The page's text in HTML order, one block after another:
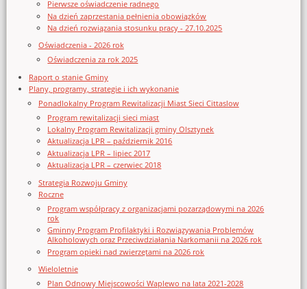
Pierwsze oświadczenie radnego
Na dzień zaprzestania pełnienia obowiązków
Na dzień rozwiązania stosunku pracy - 27.10.2025
Oświadczenia - 2026 rok
Oświadczenia za rok 2025
Raport o stanie Gminy
Plany, programy, strategie i ich wykonanie
Ponadlokalny Program Rewitalizacji Miast Sieci Cittaslow
Program rewitalizacji sieci miast
Lokalny Program Rewitalizacji gminy Olsztynek
Aktualizacja LPR – październik 2016
Aktualizacja LPR – lipiec 2017
Aktualizacja LPR – czerwiec 2018
Strategia Rozwoju Gminy
Roczne
Program współpracy z organizacjami pozarządowymi na 2026
rok
Gminny Program Profilaktyki i Rozwiązywania Problemów
Alkoholowych oraz Przeciwdziałania Narkomanii na 2026 rok
Program opieki nad zwierzętami na 2026 rok
Wieloletnie
Plan Odnowy Miejscowości Waplewo na lata 2021-2028